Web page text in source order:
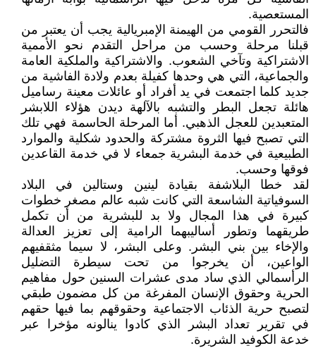
المستعصية.
فالتحرر القومي من الهيمنة الإمبريالية يجب أن يعتبر من
قبلنا مرحلة وحسب من مراحل التقدم نحو الأممية
الاشتراكية وتآخي الشعوب. والاشتراكية والملكية العامة
والجماعية، التي هي وحدها كفيلة بعدم ولادة الفاشية من
جديد كلما اجتمعت في يد أفراد أو عائلات معينة رساميل
هائلة تجعل البطر والتشبه بالآلهة ديدن هؤلاء اللابشر
المتعبدين للعجل الذهبي. أما المرحلة الحاسمة فهي تلك
التي تصبح فيها الثروة مشتركة والحدود شكلية والموارد
الطبيعية في خدمة البشرية جمعاء لا في خدمة القاعدين
فوقها وحسب.
لقد خطا البلاشفة بقيادة لينين وستالين في البلاد
السوفياتية الشاسعة التي كانت شبه عالم مصغر خطوات
كبيرة في هذا المجال ولا بد للبشرية من أن تكمل
طريقهما وتطور أساليبهما الرامية إلى تعزيز العدالة
والإخاء بين بني البشر. وعلى البشر، لا سيما مثقفيهم
الواعين، أن يخرجوا من تحت سيطرة التضليل
الرأسمالي الذي ساد مدى عشرات السنين حول مفاهيم
الحرية وحقوق الإنسان المفرغة من كل مضمون طبقي
لتصبح حرية الذئاب الاجتماعية وحقوقهم بما فيها حقهم
في تقرير تعداد البشر الذي كادوا ينالونه مؤخرا عبر
خدعة الكوفيد الشريرة.